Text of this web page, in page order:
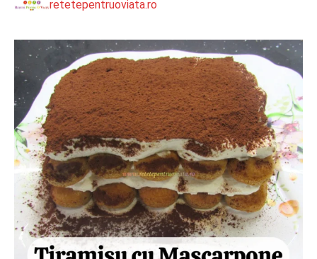
retetepentruoviata.ro